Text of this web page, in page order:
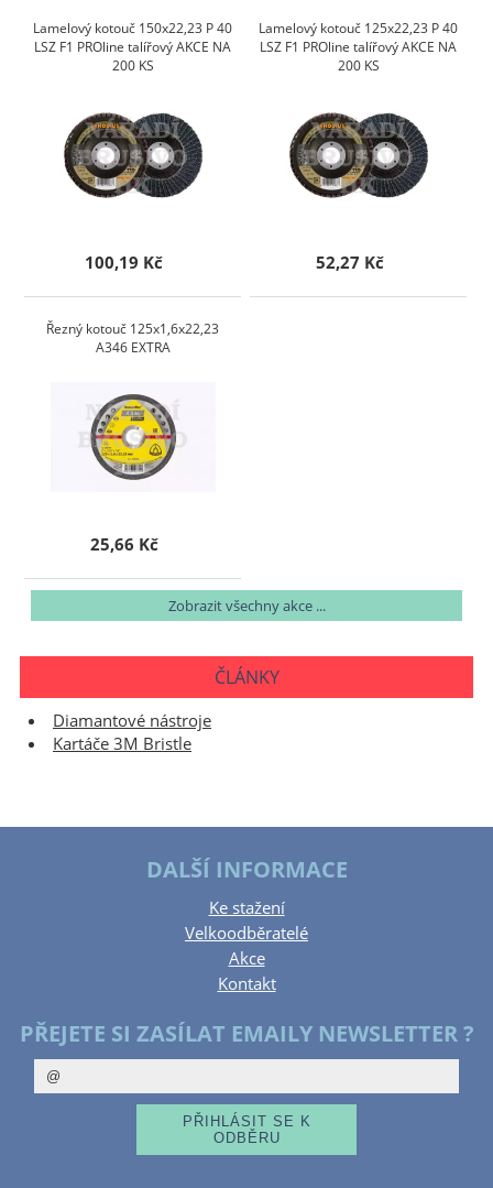
Lamelový kotouč 150x22,23 P 40
LSZ F1 PROline talířový AKCE NA
200 KS
100,19 Kč
Lamelový kotouč 125x22,23 P 40
LSZ F1 PROline talířový AKCE NA
200 KS
52,27 Kč
Řezný kotouč 125x1,6x22,23
A346 EXTRA
25,66 Kč
Zobrazit všechny akce ...
ČLÁNKY
Diamantové nástroje
Kartáče 3M Bristle
DALŠÍ INFORMACE
Ke stažení
Velkoodběratelé
Akce
Kontakt
PŘEJETE SI ZASÍLAT EMAILY NEWSLETTER ?